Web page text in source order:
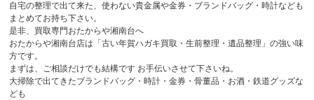
自宅の整理で出て来た、使わない貴金属や金券・ブランドバッグ・時計なども
まとめてお持ち下さい。
是非、買取専門おたからや湘南台へ
おたからや湘南台店は「古い年賀ハガキ買取・生前整理・遺品整理」の強い味
方です。
まずは、ご相談だけでも結構です お手伝いさせて下さいね。
大掃除で出てきたブランドバッグ・時計・金券・骨董品・お酒・鉄道グッズな
ども